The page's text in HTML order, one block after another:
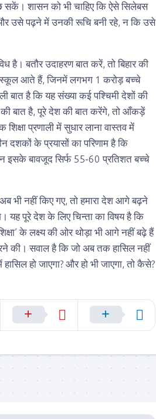
शासन को भी चाहिए कि ऐसे सिलेबस
उसे पढ़ने में उनकी रूचि बनी रहे, न कि उसे
है। बतौर उदाहरण बात करें, तो बिहार की
स्कूल आते हैं, जिनमें लगभग 1 करोड़ बच्चे
बात है कि यह संख्या कई पश्चिमी देशों की
बात है, पूरे देश की बात करेंगे, तो आँकड़ें
प्रणाली में सुधार लाना वास्तव में
दशकों के प्रयासों का परिणाम है कि
इसके बावजूद सिर्फ 55-60 प्रतिशत बच्चे
भी नहीं किए गए, तो हमारा देश आगे बढ़ने
यह पूरे देश के लिए चिन्ता का विषय है कि
के लक्ष्य की ओर थोड़ा भी आगे नहीं बढ़े हैं
की। सवाल है कि जो अब तक हासिल नहीं
हो जाएगा? और हो भी जाएगा, तो कैसे?